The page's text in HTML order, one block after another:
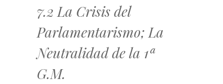
7.2 La Crisis del
Parlamentarismo; La
Neutralidad de la 1ª
G.M.